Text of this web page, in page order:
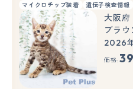
マイクロチップ装着 遺伝子検査情報
大阪府
ブラ
2026
価格: